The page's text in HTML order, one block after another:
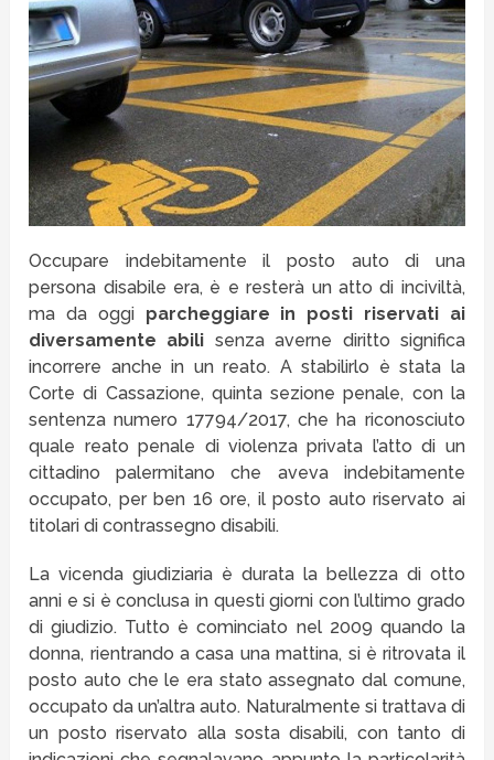
Occupare indebitamente il posto auto di una
persona disabile era, è e resterà un atto di inciviltà,
ma da oggi parcheggiare in posti riservati ai
diversamente abili senza averne diritto significa
incorrere anche in un reato. A stabilirlo è stata la
Corte di Cassazione, quinta sezione penale, con la
sentenza numero 17794/2017, che ha riconosciuto
quale reato penale di violenza privata l’atto di un
cittadino palermitano che aveva indebitamente
occupato, per ben 16 ore, il posto auto riservato ai
titolari di contrassegno disabili.
La vicenda giudiziaria è durata la bellezza di otto
anni e si è conclusa in questi giorni con l’ultimo grado
di giudizio. Tutto è cominciato nel 2009 quando la
donna, rientrando a casa una mattina, si è ritrovata il
posto auto che le era stato assegnato dal comune,
occupato da un’altra auto. Naturalmente si trattava di
un posto riservato alla sosta disabili, con tanto di